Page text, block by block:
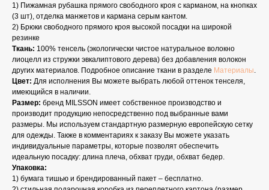
1) Пижамная рубашка прямого свободного кроя с карманом, на кнопках
(3 шт), отделка манжетов и кармана серым кантом.
2) Брюки свободного прямого кроя высокой посадки на широкой
резинке
Ткань: 100% тенсель (экологически чистое натуральное волокно
лиоцелл из стружки эвкалиптового дерева) без добавления волокон
других материалов. Подробное описание ткани в разделе Материалы.
Цвет: Для исполнения Вы можете выбрать любой оттенок тенселя,
имеющийся в наличии.
Размер: бренд MILSSON имеет собственное производство и
производит продукцию непосредственно под выбранные вами
размеры. Мы используем стандартную размерную европейскую сетку
для одежды. Также в комментариях к заказу Вы можете указать
индивидуальные параметры, которые позволят обеспечить
идеальную посадку: длина плеча, обхват груди, обхват бедер.
Упаковка:
1) бумага тишью и брендированный пакет – бесплатно.